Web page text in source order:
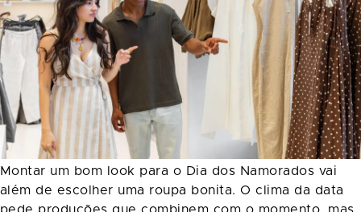
Montar um bom look para o Dia dos Namorados vai
além de escolher uma roupa bonita. O clima da data
pede produções que combinem com o momento, mas